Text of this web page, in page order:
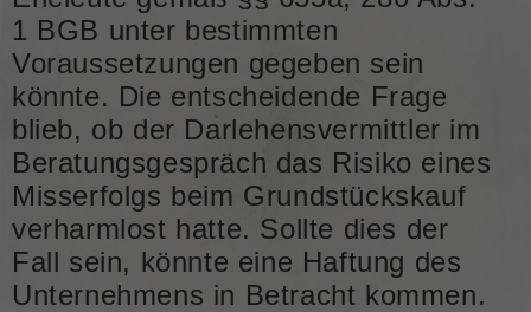
1 BGB unter bestimmten
Voraussetzungen gegeben sein
könnte. Die entscheidende Frage
blieb, ob der Darlehensvermittler im
Beratungsgespräch das Risiko eines
Misserfolgs beim Grundstückskauf
verharmlost hatte. Sollte dies der
Fall sein, könnte eine Haftung des
Unternehmens in Betracht kommen.